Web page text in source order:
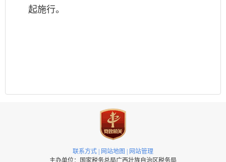
起施行。
联系方式 | 网站地图 | 网站管理
主办单位：国家税务总局广西壮族自治区税务局